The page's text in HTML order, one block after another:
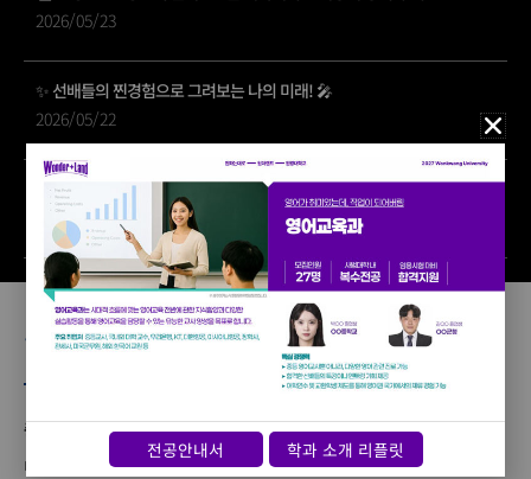
2026/05/23
✨ 선배들의 찐경험으로 그려보는 나의 미래! 🎤
2026/05/22
🌟 영어교육과 MT, 우리 모두 하나 되는 시간! 🍖🎉
2026/03/24
최근 10년졸업생 취업 현황
중등교사: 다수의 졸업생이 현재 수도권, 광주, 전남, 전북, 충청 등 국
내의 각 지역에서 영어교사로 재직 중,
전공안내서 학과 소개 리플릿